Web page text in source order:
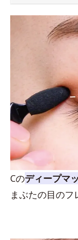
Cのディープマ
まぶたの目のフ